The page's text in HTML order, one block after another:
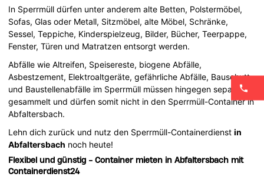
In Sperrmüll dürfen unter anderem alte Betten, Polstermöbel,
Sofas, Glas oder Metall, Sitzmöbel, alte Möbel, Schränke,
Sessel, Teppiche, Kinderspielzeug, Bilder, Bücher, Teerpappe,
Fenster, Türen und Matratzen entsorgt werden.
Abfälle wie Altreifen, Speisereste, biogene Abfälle,
Asbestzement, Elektroaltgeräte, gefährliche Abfälle, Bauschutt
und Baustellenabfälle im Sperrmüll müssen hingegen separat
gesammelt und dürfen somit nicht in den Sperrmüll-Container in
Abfaltersbach.
Lehn dich zurück und nutz den Sperrmüll-Containerdienstin
Abfaltersbach noch heute!
Flexibel und günstig - Container mieten in Abfaltersbach mit
Containerdienst24